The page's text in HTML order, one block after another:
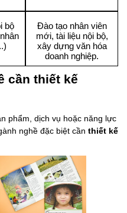
bộ
Đào tạo nhân viên
mới, tài liệu nội bộ,
xây dựng văn hóa
doanh nghiệp.
cần thiết kế
phẩm, dịch vụ hoặc năng lực
nghề đặc biệt cần thiết kế